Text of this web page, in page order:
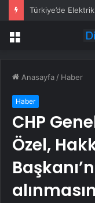
Türkiye’de
Menü
Anasayfa / Haber
Haber
CHP
Özel,